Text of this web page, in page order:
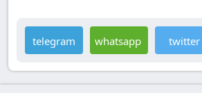
twitter
whatsapp
telegram